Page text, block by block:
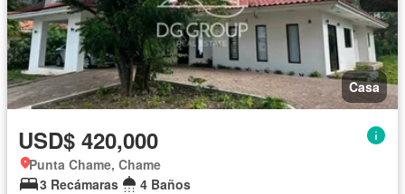
Casa
USD$ 420,000
Punta Chame, Chame
3 Recámaras
4 Baños